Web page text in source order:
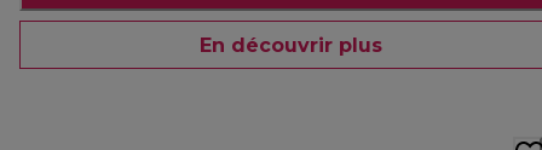
En découvrir plus